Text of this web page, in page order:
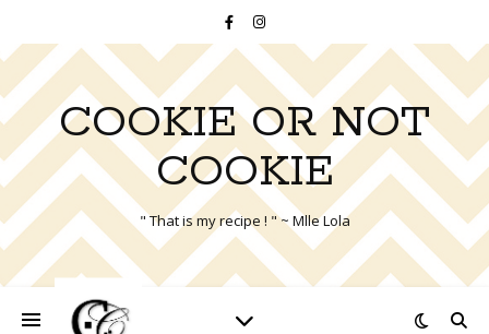
COOKIE OR NOT
COOKIE
" That is my recipe ! " ~ Mlle Lola